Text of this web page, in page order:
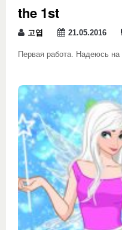
the 1st
고엽 21.05.2016
Первая работа. Надеюсь на